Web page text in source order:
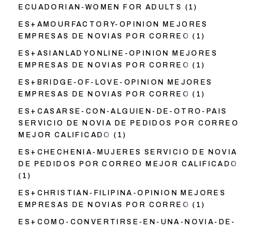
ECUADORIAN-WOMEN FOR ADULTS (1)
ES+AMOURFACTORY-OPINION MEJORES
EMPRESAS DE NOVIAS POR CORREO (1)
ES+ASIANLADYONLINE-OPINION MEJORES
EMPRESAS DE NOVIAS POR CORREO (1)
ES+BRIDGE-OF-LOVE-OPINION MEJORES
EMPRESAS DE NOVIAS POR CORREO (1)
ES+CASARSE-CON-ALGUIEN-DE-OTRO-PAIS
SERVICIO DE NOVIA DE PEDIDOS POR CORREO
MEJOR CALIFICADO (1)
ES+CHECHENIA-MUJERES SERVICIO DE NOVIA
DE PEDIDOS POR CORREO MEJOR CALIFICADO
(1)
ES+CHRISTIAN-FILIPINA-OPINION MEJORES
EMPRESAS DE NOVIAS POR CORREO (1)
ES+COMO-CONVERTIRSE-EN-UNA-NOVIA-DE-